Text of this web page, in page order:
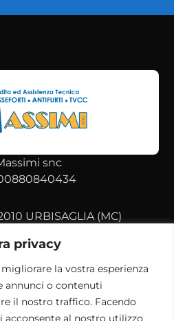
privacy
la vostra esperienza
annunci o contenuti
il nostro traffico. Facendo
acconsente al nostro utilizzo
snc
URBISAGLIA (MC)